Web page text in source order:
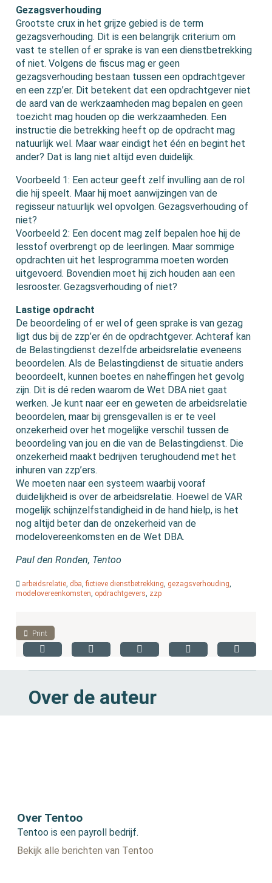
Gezagsverhouding
Grootste crux in het grijze gebied is de term
gezagsverhouding. Dit is een belangrijk criterium om
vast te stellen of er sprake is van een dienstbetrekking
of niet. Volgens de fiscus mag er geen
gezagsverhouding bestaan tussen een opdrachtgever
en een zzp’er. Dit betekent dat een opdrachtgever niet
de aard van de werkzaamheden mag bepalen en geen
toezicht mag houden op die werkzaamheden. Een
instructie die betrekking heeft op de opdracht mag
natuurlijk wel. Maar waar eindigt het één en begint het
ander? Dat is lang niet altijd even duidelijk.
Voorbeeld 1: Een acteur geeft zelf invulling aan de rol
die hij speelt. Maar hij moet aanwijzingen van de
regisseur natuurlijk wel opvolgen. Gezagsverhouding of
niet?
Voorbeeld 2: Een docent mag zelf bepalen hoe hij de
lesstof overbrengt op de leerlingen. Maar sommige
opdrachten uit het lesprogramma moeten worden
uitgevoerd. Bovendien moet hij zich houden aan een
lesrooster. Gezagsverhouding of niet?
Lastige opdracht
De beoordeling of er wel of geen sprake is van gezag
ligt dus bij de zzp’er én de opdrachtgever. Achteraf kan
de Belastingdienst dezelfde arbeidsrelatie eveneens
beoordelen. Als de Belastingdienst de situatie anders
beoordeelt, kunnen boetes en naheffingen het gevolg
zijn. Dit is dé reden waarom de Wet DBA niet gaat
werken. Je kunt naar eer en geweten de arbeidsrelatie
beoordelen, maar bij grensgevallen is er te veel
onzekerheid over het mogelijke verschil tussen de
beoordeling van jou en die van de Belastingdienst. Die
onzekerheid maakt bedrijven terughoudend met het
inhuren van zzp’ers.
We moeten naar een systeem waarbij vooraf
duidelijkheid is over de arbeidsrelatie. Hoewel de VAR
mogelijk schijnzelfstandigheid in de hand hielp, is het
nog altijd beter dan de onzekerheid van de
modelovereenkomsten en de Wet DBA.
Paul den Ronden, Tentoo
arbeidsrelatie, dba,fictieve dienstbetrekking, gezagsverhouding,
modelovereenkomsten, opdrachtgevers, zzp
Print
Over de auteur
Over Tentoo
Tentoo is een payroll bedrijf.
Bekijk alle berichten van Tentoo